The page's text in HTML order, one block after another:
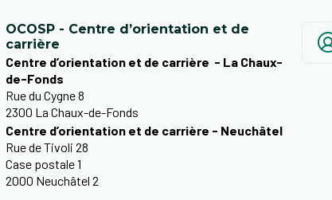
OCOSP - Centre d’orientation et de
carrière
Centre d’orientation et de carrière - La Chaux-
de-Fonds
Rue du Cygne 8
2300 La Chaux-de-Fonds
Centre d’orientation et de carrière - Neuchâtel
Rue de Tivoli 28
Case postale 1
2000 Neuchâtel 2